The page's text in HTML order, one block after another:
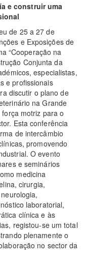
e construir uma
de 25 a 27 de
e Exposições de
“Cooperação na
Conjunta da
especialistas,
e profissionais
discutir o plano de
na Grande
motriz para o
Esta conferência
de intercâmbio
promovendo
O evento
e seminários
medicina
cirurgia,
laboratorial,
clínica e às
registou-se um total
plenamente o
no sector da